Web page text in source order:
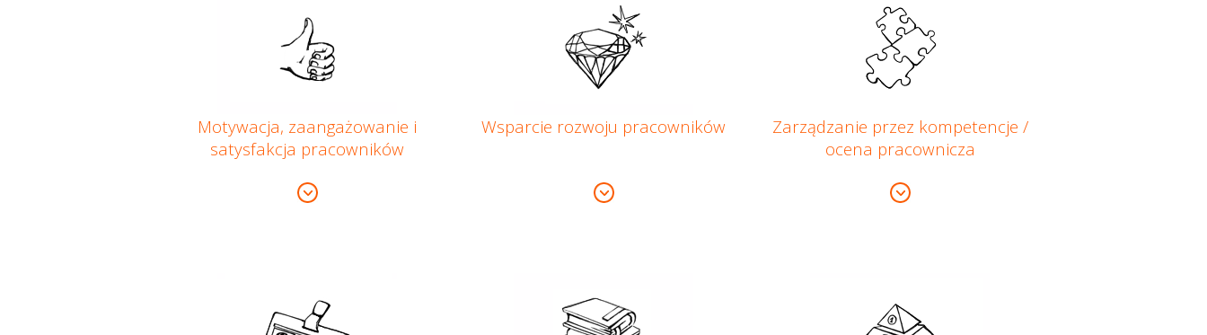
Motywacja, zaangażowanie i
satysfakcja pracowników
Wsparcie rozwoju pracowników
Zarządzanie przez kompetencje /
ocena pracownicza